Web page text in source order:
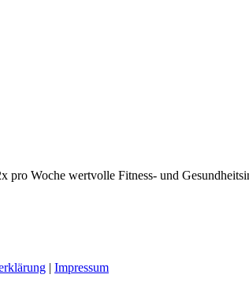
Woche wertvolle Fitness- und
Impressum